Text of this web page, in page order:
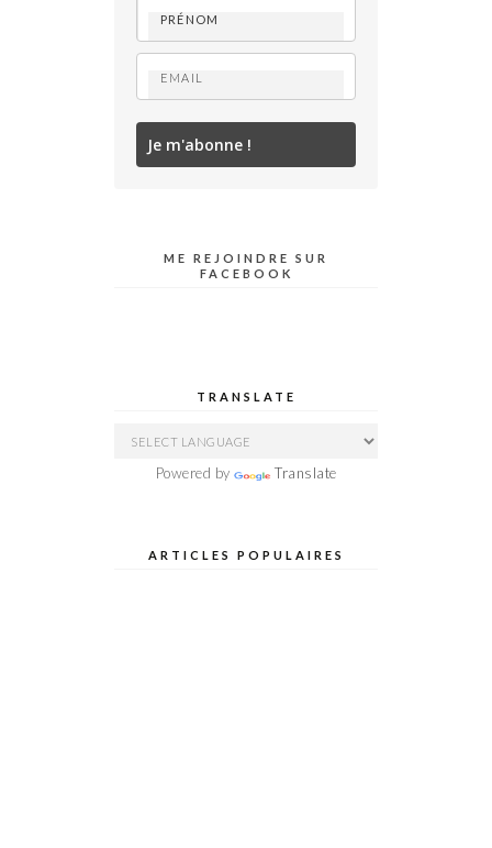
Je m'abonne !
ME REJOINDRE SUR
FACEBOOK
TRANSLATE
Powered by Translate
ARTICLES POPULAIRES